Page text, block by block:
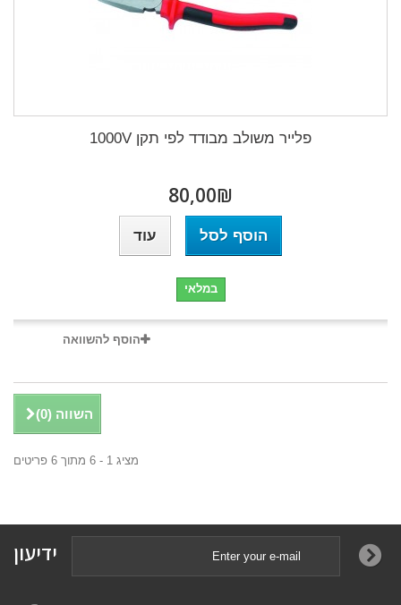
פלייר משולב מבודד לפי תקן 1000V
₪‎80,00
הוסף לסל עוד
במלאי
הוסף להשוואה
השווה (0
)
מציג 1 - 6 מתוך 6 פריטים
ידיעון